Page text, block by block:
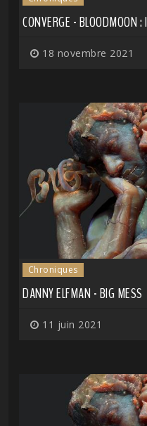
CONVERGE - BLOODMOON : I
18 novembre 2021
Chroniques
DANNY ELFMAN - BIG MESS
11 juin 2021